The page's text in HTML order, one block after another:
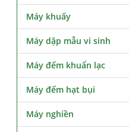
Máy khuấy
Máy dập mẫu vi sinh
Máy đếm khuẩn lạc
Máy đếm hạt bụi
Máy nghiền